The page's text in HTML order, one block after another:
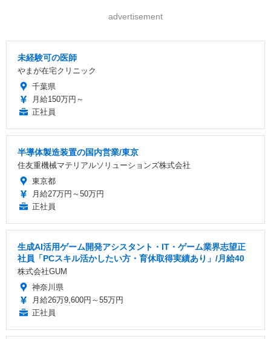
advertisement
未経験可の医師
やまが在宅クリニック
千葉県
月給150万円～
正社員
半導体製造装置の国内営業/東京
住友重機械マテリアルソリューションズ株式会社
東京都
月給27万円～50万円
正社員
生成AI活用ゲーム開発アシスタント・IT・ゲーム業界志望正
社員「PCスキル活かしたい方・育休取得実績あり」/月給40
株式会社GUM
神奈川県
月給26万9,600円～55万円
正社員